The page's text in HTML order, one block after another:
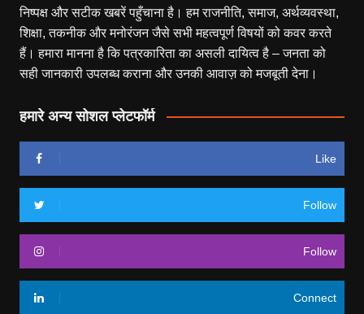
निष्पक्ष और सटीक खबरें पहुँचाना है। हम राजनीति, समाज, अर्थव्यवस्था,
शिक्षा, तकनीक और मनोरंजन जैसे सभी महत्वपूर्ण विषयों को कवर करते
हैं। हमारा मानना है कि पत्रकारिता का असली दायित्व है – जनता को
सही जानकारी उपलब्ध कराना और उनकी आवाज़ को मजबूती देना।
हमारे अन्य सोशल प्लेटफॉर्म
Like
Follow
Follow
Connect